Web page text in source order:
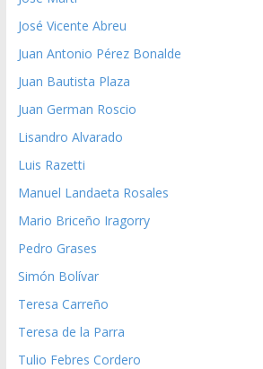
José Vicente Abreu
Juan Antonio Pérez Bonalde
Juan Bautista Plaza
Juan German Roscio
Lisandro Alvarado
Luis Razetti
Manuel Landaeta Rosales
Mario Briceño Iragorry
Pedro Grases
Simón Bolívar
Teresa Carreño
Teresa de la Parra
Tulio Febres Cordero